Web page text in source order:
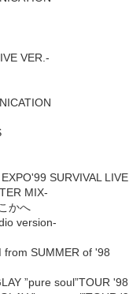
VER.-
SURVIVAL
MIX-
かへ
version-
from SUMMER of '98
”pure soul”TOUR '98